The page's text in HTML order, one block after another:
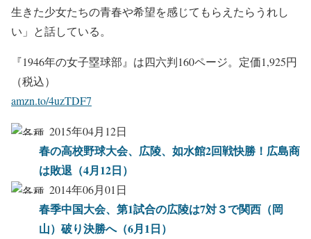
生きた少女たちの青春や希望を感じてもらえたらうれし
い」と話している。
『1946年の女子塁球部』は四六判160ページ。定価1,925円
（税込）
amzn.to/4uzTDF7
2015年04月12日
春の高校野球大会、広陵、如水館2回戦快勝！広島商
は敗退（4月12日）
2014年06月01日
春季中国大会、第1試合の広陵は7対３で関西（岡
山）破り決勝へ（6月1日）